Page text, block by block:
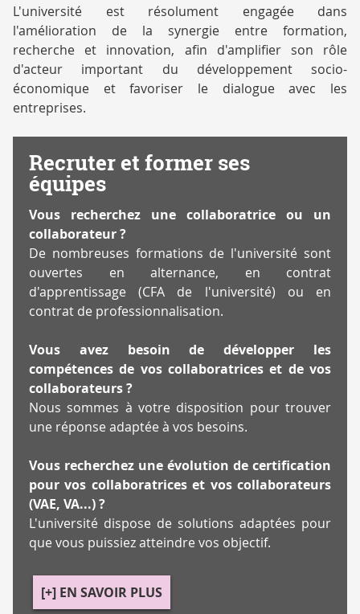
L'université est résolument engagée dans
l'amélioration de la synergie entre formation,
recherche et innovation, afin d'amplifier son rôle
d'acteur important du développement socio-
économique et favoriser le dialogue avec les
entreprises.
Recruter et former ses
équipes
Vous recherchez une collaboratrice ou un
collaborateur ?
De nombreuses formations de l'université sont
ouvertes en alternance, en contrat
d'apprentissage (CFA de l'université) ou en
contrat de professionnalisation.
Vous avez besoin de développer les
compétences de vos collaboratrices et de vos
collaborateurs ?
Nous sommes à votre disposition pour trouver
une réponse adaptée à vos besoins.
Vous recherchez une évolution de certification
pour vos collaboratrices et vos collaborateurs
(VAE, VA...) ?
L'université dispose de solutions adaptées pour
que vous puissiez atteindre vos objectif.
[+] EN SAVOIR PLUS